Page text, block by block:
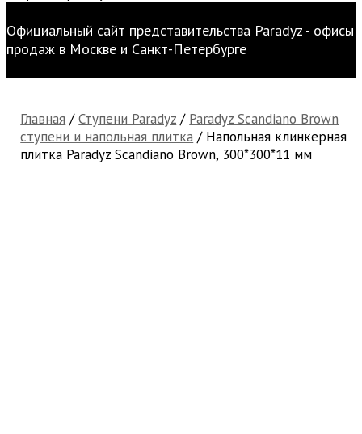
Официальный сайт представительства Paradyz - офисы
продаж в Москве и Санкт-Петербурге
Главная /Ступени Paradyz / Paradyz Scandiano Brown
ступени и напольная плитка / Напольная клинкерная
плитка Paradyz Scandiano Brown, 300*300*11 мм